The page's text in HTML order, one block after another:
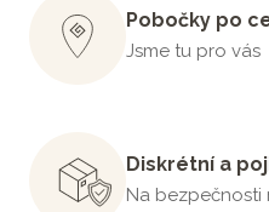
Pobočky po
Jsme tu pro vás
Diskrétní a
Na bezpečnosti